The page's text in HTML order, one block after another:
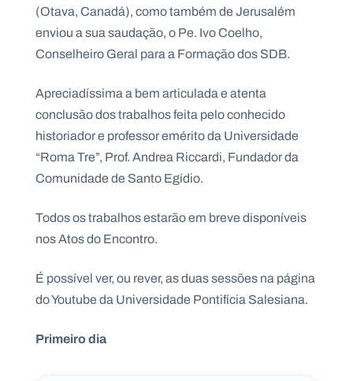
(Otava, Canadá), como também de Jerusalém
enviou a sua saudação, o Pe. Ivo Coelho,
Conselheiro Geral para a Formação dos SDB.
Apreciadíssima a bem articulada e atenta
conclusão dos trabalhos feita pelo conhecido
historiador e professor emérito da Universidade
“Roma Tre”, Prof. Andrea Riccardi, Fundador da
Comunidade de Santo Egídio.
Todos os trabalhos estarão em breve disponíveis
nos Atos do Encontro.
É possível ver, ou rever, as duas sessões na página
do Youtube da Universidade Pontifícia Salesiana.
Primeiro dia